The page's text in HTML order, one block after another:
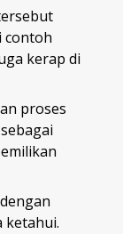
contoh
kerap di
proses
ketahui.